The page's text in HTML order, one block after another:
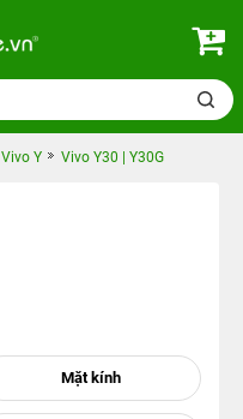
Vivo Y Vivo Y30 | Y30G